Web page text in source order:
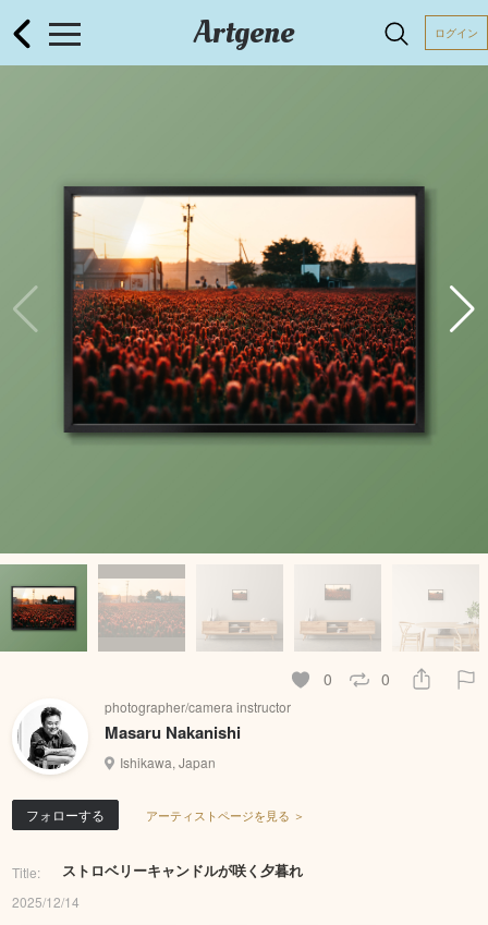
Artgene ログイン
0 0
photographer/camera instructor
Masaru Nakanishi
Ishikawa, Japan
フォローする アーティストページを見る ＞
Title: ストロベリーキャンドルが咲く夕暮れ
2025/12/14